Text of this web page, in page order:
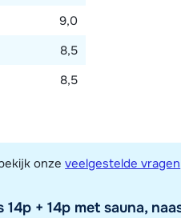
9,0
8,5
8,5
onzeveelgestelde vragen
+ 14p met sauna,